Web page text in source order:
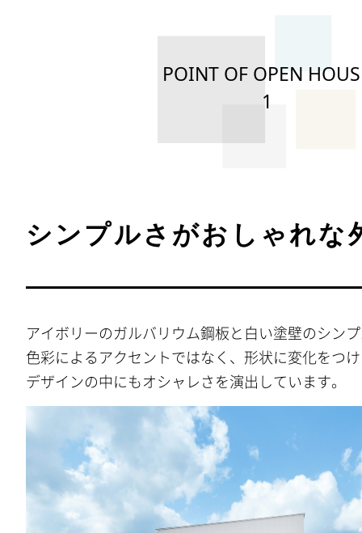
POINT OF OPEN
1
シンプルさがおしゃれな
アイボリーのガルバリウム鋼板と白い塗壁のシン
色彩によるアクセントではなく、形状に変化をつ
デザインの中にもオシャレさを演出しています。